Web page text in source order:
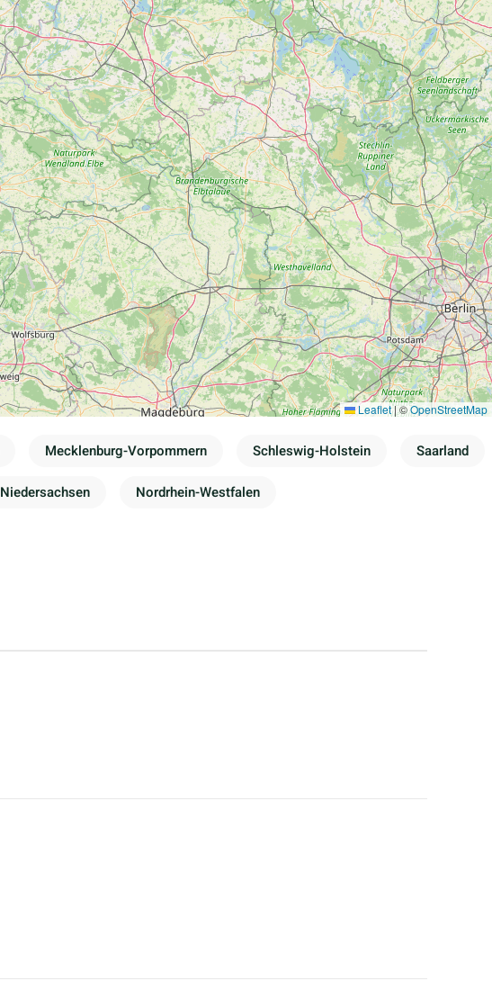
Leaflet |©OpenStreetMap
Mecklenburg-Vorpommern Schleswig-Holstein Saarland
Niedersachsen Nordrhein-Westfalen